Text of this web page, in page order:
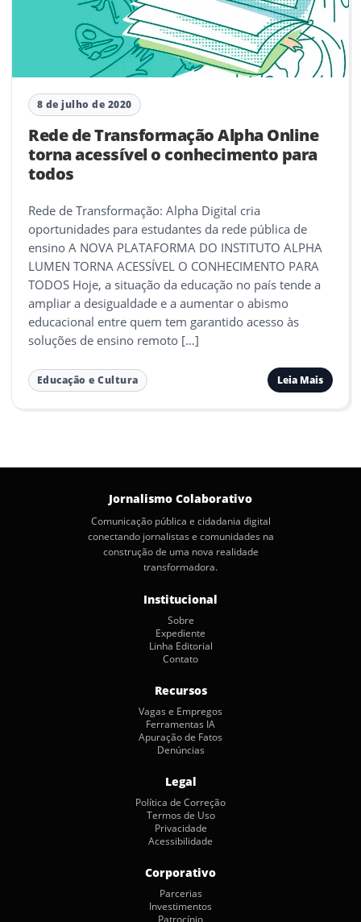
8 de julho de 2020
Rede de Transformação Alpha Online
torna acessível o conhecimento para
todos
Rede de Transformação: Alpha Digital cria
oportunidades para estudantes da rede pública de
ensino A NOVA PLATAFORMA DO INSTITUTO ALPHA
LUMEN TORNA ACESSÍVEL O CONHECIMENTO PARA
TODOS Hoje, a situação da educação no país tende a
ampliar a desigualdade e a aumentar o abismo
educacional entre quem tem garantido acesso às
soluções de ensino remoto […]
Educação e Cultura Leia Mais
Jornalismo Colaborativo
Comunicação pública e cidadania digital
conectando jornalistas e comunidades na
construção de uma nova realidade
transformadora.
Institucional
Sobre
Expediente
Linha Editorial
Contato
Recursos
Vagas e Empregos
Ferramentas IA
Apuração de Fatos
Denúncias
Legal
Política de Correção
Termos de Uso
Privacidade
Acessibilidade
Corporativo
Parcerias
Investimentos
Patrocínio